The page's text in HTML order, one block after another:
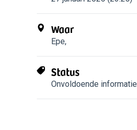
Waar
Epe,
Status
Onvoldoende informatie